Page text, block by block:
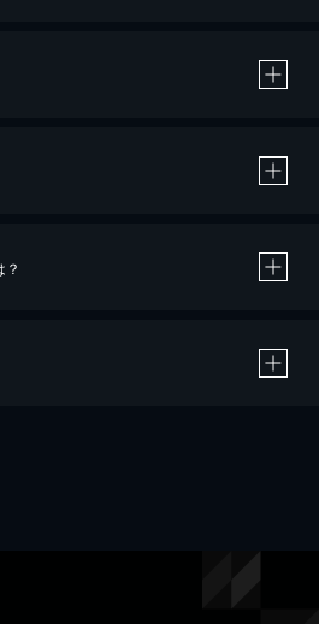
トカード決済による作品の購入 / レンタルです。